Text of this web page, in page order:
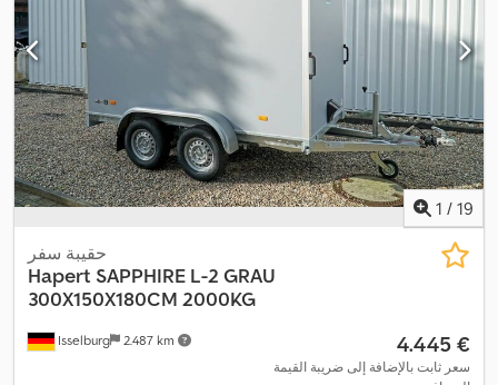
1 / 19
Isselburg 2.487 km
حقيبة سفر
Hapert SAPPHIRE L-2 GRAU
300X150X180CM 2000KG
‏4.445 €
سعر ثابت بالإضافة إلى ضريبة القيمة